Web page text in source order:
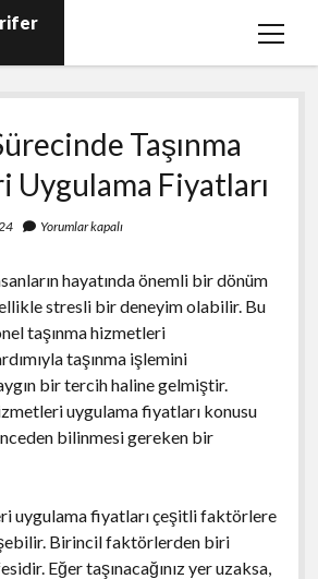
menüyü
Hilesi
Yorumları
Taşınma
Uygulama Fiyatları
Yorumlar kapalı
hayatında önemli bir dönüm
stresli bir deneyim olabilir. Bu
taşınma hizmetleri
taşınma işlemini
bir tercih haline gelmiştir.
uygulama fiyatları konusu
bilinmesi gereken bir
uygulama fiyatları çeşitli faktörlere
Birincil faktörlerden biri
Eğer taşınacağınız yer uzaksa,